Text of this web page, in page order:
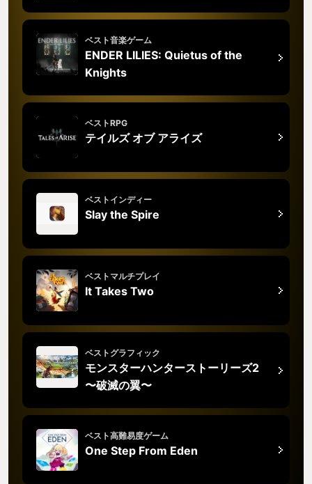
ベスト音楽ゲーム
ENDER LILIES: Quietus of the
Knights
ベストRPG
テイルズ オブ アライズ
ベストインディー
Slay the Spire
ベストマルチプレイ
It Takes Two
ベストグラフィック
モンスターハンターストーリーズ2
〜破滅の翼〜
ベスト高難易度ゲーム
One Step From Eden